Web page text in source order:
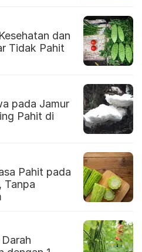
dan
Tidak Pahit
pada Jamur
Pahit di
Pahit pada
Tanpa